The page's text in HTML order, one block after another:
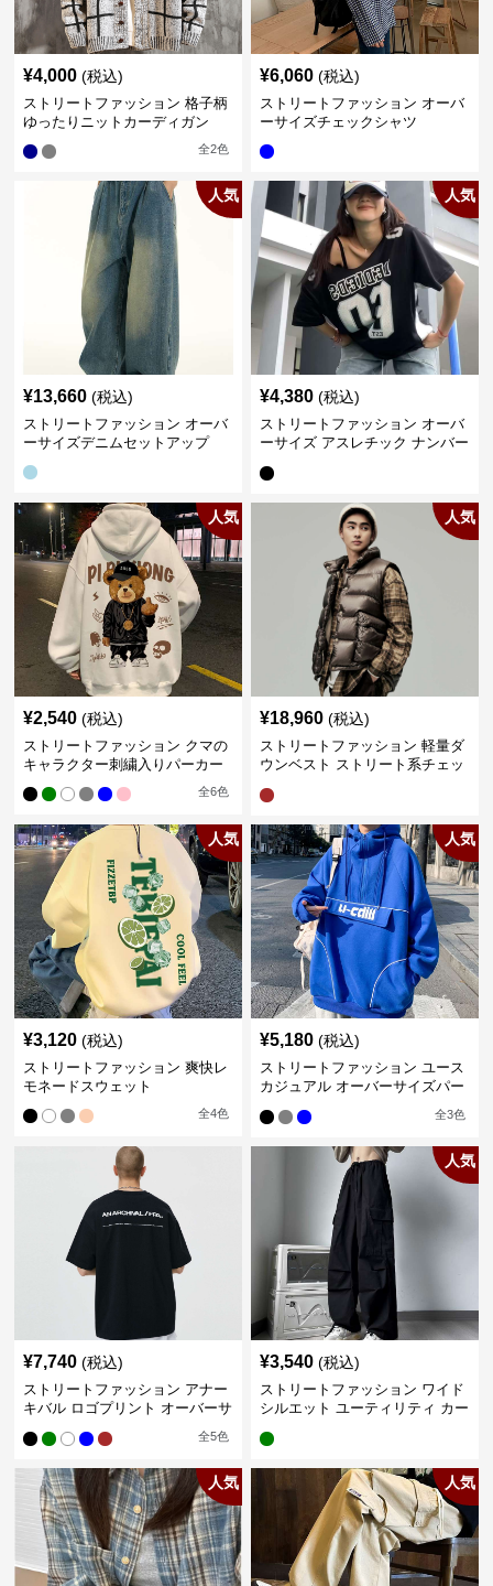
¥4,000 (税込)
ストリートファッション 格子柄
ゆったりニットカーディガン
全2色
¥6,060 (税込)
ストリートファッション オーバ
ーサイズチェックシャツ
人気
¥13,660 (税込)
ストリートファッション オーバ
ーサイズデニムセットアップ
人気
¥4,380 (税込)
ストリートファッション オーバ
ーサイズ アスレチック ナンバー
人気
¥2,540 (税込)
ストリートファッション クマの
キャラクター刺繍入りパーカー
全6色
人気
¥18,960 (税込)
ストリートファッション 軽量ダ
ウンベスト ストリート系チェッ
人気
¥3,120 (税込)
ストリートファッション 爽快レ
モネードスウェット
全4色
人気
¥5,180 (税込)
ストリートファッション ユース
カジュアル オーバーサイズパー
全3色
¥7,740 (税込)
ストリートファッション アナー
キバル ロゴプリント オーバーサ
全5色
人気
¥3,540 (税込)
ストリートファッション ワイド
シルエット ユーティリティ カー
人気 人気